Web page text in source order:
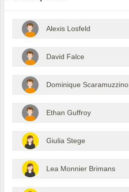
Alexis Losfeld
David Falce
Dominique Scaramuzzino
Ethan Guffroy
Giulia Stege
Lea Monnier Brimans